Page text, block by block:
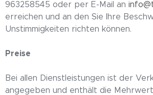
963258545 oder per E-Mail an
erreichen und an den Sie Ihre
Unstimmigkeiten richten können.
Preise
Bei allen Dienstleistungen ist der
angegeben und enthält die